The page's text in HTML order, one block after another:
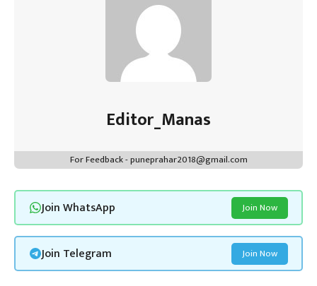
Editor_Manas
For Feedback - puneprahar2018@gmail.com
Join WhatsApp Join Now
Join Telegram Join Now